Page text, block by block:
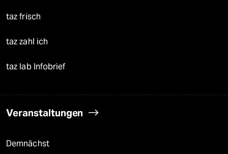
taz frisch
taz zahl ich
taz lab Infobrief
Veranstaltungen
Demnächst